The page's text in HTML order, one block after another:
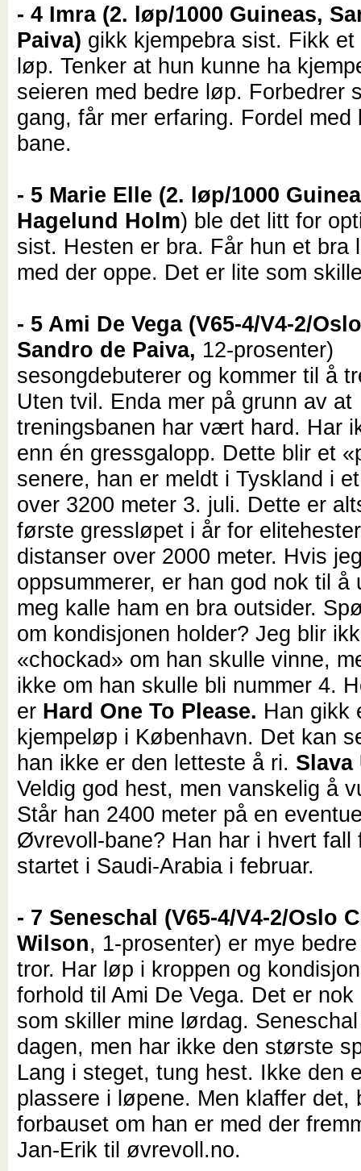
- 4 Imra (2. løp/1000 Guineas,
Paiva) gikk kjempebra sist. Fikk
løp. Tenker at hun kunne ha
seieren med bedre løp. Forbedrer
gang, får mer erfaring. Fordel med
bane.
- 5 Marie Elle (2. løp/1000
Hagelund Holm) ble det litt for
sist. Hesten er bra. Får hun et bra
med der oppe. Det er lite som
- 5 Ami De Vega (V65-4/V4-2/
Sandro de Paiva, 12-prosenter)
sesongdebuterer og kommer til å
Uten tvil. Enda mer på grunn av at
treningsbanen har vært hard. Har
enn én gressgalopp. Dette blir et
senere, han er meldt i Tyskland i
over 3200 meter 3. juli. Dette er
første gressløpet i år for
distanser over 2000 meter. Hvis
oppsummerer, er han god nok til å
meg kalle ham en bra outsider.
om kondisjonen holder? Jeg blir
«chockad» om han skulle vinne,
ikke om han skulle bli nummer 4.
er Hard One To Please. Han gikk
kjempeløp i København. Det kan
han ikke er den letteste å ri.
Veldig god hest, men vanskelig å
Står han 2400 meter på en
Øvrevoll-bane? Han har i hvert fall
startet i Saudi-Arabia i februar.
- 7 Seneschal (V65-4/V4-2/Oslo
Wilson, 1-prosenter) er mye
tror. Har løp i kroppen og
forhold til Ami De Vega. Det er
som skiller mine lørdag.
dagen, men har ikke den største
Lang i steget, tung hest. Ikke den
plassere i løpene. Men klaffer det,
forbauset om han er med der
Jan-Erik til øvrevoll.no.